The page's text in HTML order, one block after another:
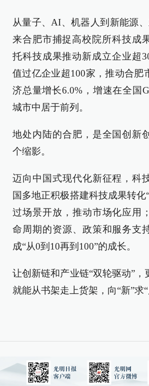
从量子、AI、机器人到新能源
来合肥市捕捉高校院所科技成
托科技成果推动新成立企业超
值过亿企业超100家，推动合肥
济总量增长6.0%，增速在全国
城市中居于前列。
地处内陆的合肥，是全国创新
个缩影。
迈向中国式现代化新征程，科
国多地正积极搭建科技成果转化
过场景开放，推动市场化应用
命周期的资源、政策和服务支
成“从0到10再到100”的成长。
让创新链和产业链“双轮驱动”，
就能从书架走上货架，向“新”求“